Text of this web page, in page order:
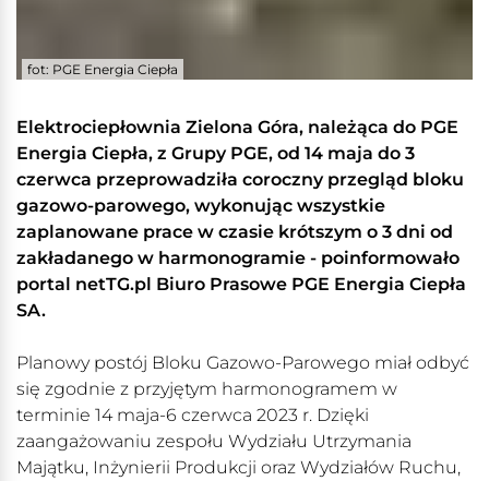
fot: PGE Energia Ciepła
Elektrociepłownia Zielona Góra, należąca do PGE
Energia Ciepła, z Grupy PGE, od 14 maja do 3
czerwca przeprowadziła coroczny przegląd bloku
gazowo-parowego, wykonując wszystkie
zaplanowane prace w czasie krótszym o 3 dni od
zakładanego w harmonogramie - poinformowało
portal netTG.pl Biuro Prasowe PGE Energia Ciepła
SA.
Planowy postój Bloku Gazowo-Parowego miał odbyć
się zgodnie z przyjętym harmonogramem w
terminie 14 maja-6 czerwca 2023 r. Dzięki
zaangażowaniu zespołu Wydziału Utrzymania
Majątku, Inżynierii Produkcji oraz Wydziałów Ruchu,